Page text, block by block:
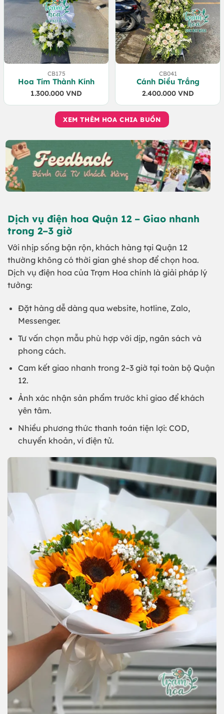
CB175
Hoa Tím Thành Kính
1.300.000 VND
CB041
Cánh Diều Trắng
2.400.000 VND
XEM THÊM HOA CHIA BUỒN
Dịch vụ điện hoa Quận 12 – Giao nhanh
trong 2–3 giờ
Với nhịp sống bận rộn, khách hàng tại Quận 12
thường không có thời gian ghé shop để chọn hoa.
Dịch vụ điện hoa của Trạm Hoa chính là giải pháp lý
tưởng:
Đặt hàng dễ dàng qua website, hotline, Zalo,
Messenger.
Tư vấn chọn mẫu phù hợp với dịp, ngân sách và
phong cách.
Cam kết giao nhanh trong 2–3 giờ tại toàn bộ Quận
12.
Ảnh xác nhận sản phẩm trước khi giao để khách
yên tâm.
Nhiều phương thức thanh toán tiện lợi: COD,
chuyển khoản, ví điện tử.